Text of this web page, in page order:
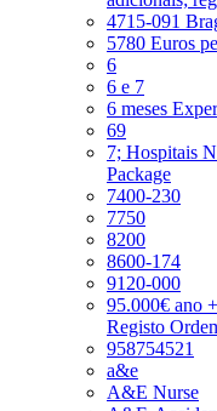
4715-091
5780 Euros
6
6 e 7
6 meses
69
7; Hospitais
Package
7400-230
7750
8200
8600-174
9120-000
95.000€ ano
Registo
958754521
a&e
A&E Nurse